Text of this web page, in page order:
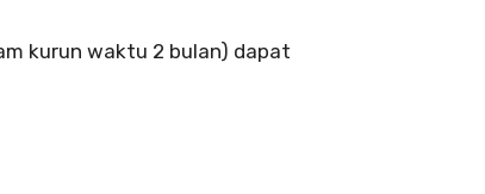
kurun waktu 2 bulan) dapat